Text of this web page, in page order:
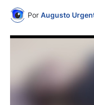
Por Augusto